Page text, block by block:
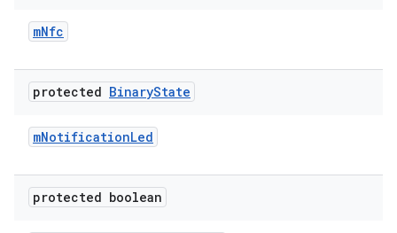
mNfc
protected BinaryState
mNotificationLed
protected boolean